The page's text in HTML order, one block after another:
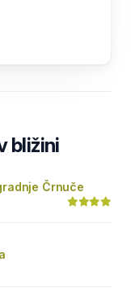
bližini
Črnuče